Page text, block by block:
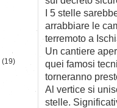
I 5 stelle
arrabbiare le
terremoto a
Un cantiere
quei famosi
torneranno
Al vertice si
stelle.
(19)